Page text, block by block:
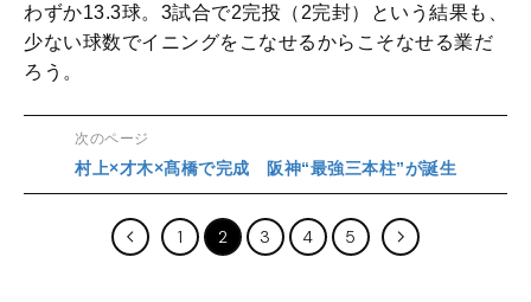
わずか13.3球。3試合で2完投（2完封）という結果も、
少ない球数でイニングをこなせるからこそなせる業だ
ろう。
次のページ
村上×才木×髙橋で完成 阪神“最強三本柱”が誕生
1 2 3 4 5